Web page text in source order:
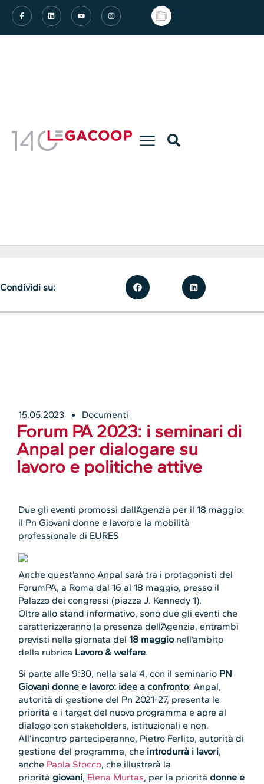
15.05.2023 Documenti
Forum PA 2023: i seminari di
Anpal per dialogare su
lavoro e politiche attive
Due gli eventi promossi dall’Agenzia per il 18 maggio:
il Pn Giovani donne e lavoro e la mobilità
professionale di EURES
Anche quest’anno Anpal sarà tra i protagonisti del
ForumPA, a Roma dal 16 al 18 maggio, presso il
Palazzo dei congressi (piazza J. Kennedy 1).
Oltre allo stand informativo, sono due gli eventi che
caratterizzeranno la presenza dell’Agenzia, entrambi
previsti nella giornata del18 maggionell’ambito
della rubrica Lavoro & welfare.
Si parte alle 9:30, nella sala 4, con il seminario PN
Giovani donne e lavoro: idee a confronto: Anpal,
autorità di gestione del Pn 2021-27, presenta le
priorità e i target del nuovo programma e apre al
dialogo con stakeholders, istituzionali e non.
All’incontro parteciperanno, Pietro Ferlito, autorità di
gestione del programma, che introdurrà i lavori,
anche Paola Stocco, che illustrerà la
prioritàgiovani, Elena Murtas, per la prioritàdonne e
Condividi su: